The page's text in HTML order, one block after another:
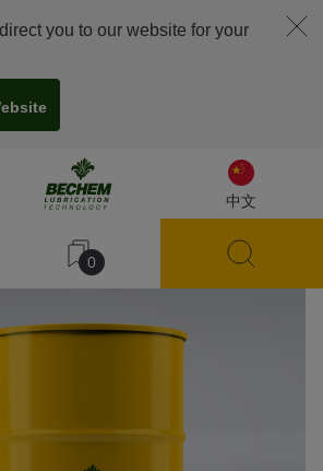
中文
0
you to our website for your